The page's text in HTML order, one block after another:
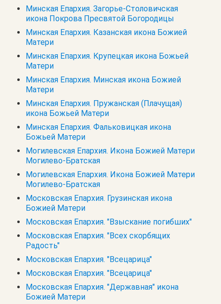
Минская Епархия. Загорье-Столовичская
икона Покрова Пресвятой Богородицы
Минская Епархия. Казанская икона Божией
Матери
Минская Епархия. Крупецкая икона Божьей
Матери
Минская Епархия. Минская икона Божией
Матери
Минская Епархия. Пружанская (Плачущая)
икона Божьей Матери
Минская Епархия. Фальковицкая икона
Божьей Матери
Могилевская Епархия. Икона Божией Матери
Могилево-Братская
Могилевская Епархия. Икона Божией Матери
Могилево-Братская
Московская Епархия. Грузинская икона
Божией Матери
Московская Епархия. "Взыскание погибших"
Московская Епархия. "Всех скорбящих
Радость"
Московская Епархия. "Всецарица"
Московская Епархия. "Всецарица"
Московская Епархия. "Державная" икона
Божией Матери